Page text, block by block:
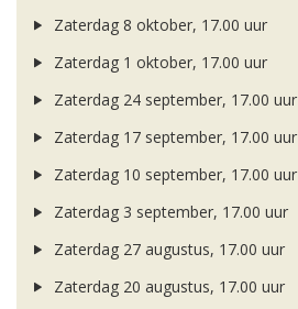
Zaterdag 8 oktober, 17.00 uur
Zaterdag 1 oktober, 17.00 uur
Zaterdag 24 september, 17.00 uur
Zaterdag 17 september, 17.00 uur
Zaterdag 10 september, 17.00 uur
Zaterdag 3 september, 17.00 uur
Zaterdag 27 augustus, 17.00 uur
Zaterdag 20 augustus, 17.00 uur